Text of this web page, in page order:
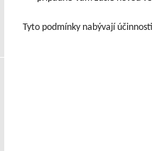
Tyto podmínky nabývají